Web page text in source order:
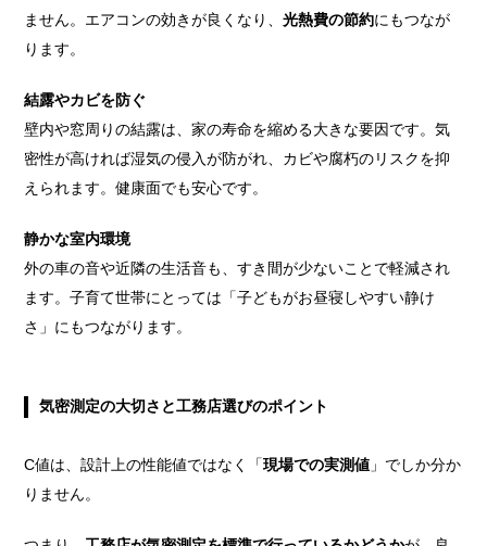
ません。エアコンの効きが良くなり、光熱費の節約にもつなが
ります。
結露やカビを防ぐ
壁内や窓周りの結露は、家の寿命を縮める大きな要因です。気
密性が高ければ湿気の侵入が防がれ、カビや腐朽のリスクを抑
えられます。健康面でも安心です。
静かな室内環境
外の車の音や近隣の生活音も、すき間が少ないことで軽減され
ます。子育て世帯にとっては「子どもがお昼寝しやすい静け
さ」にもつながります。
気密測定の大切さと工務店選びのポイント
C値は、設計上の性能値ではなく「現場での実測値 」でしか分か
りません。